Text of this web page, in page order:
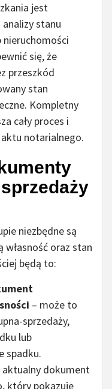
jest
stanu
nieruchomości
się, że
przeszkód
stan
Kompletny
cały proces i
notarialnego.
niezbędne są
oraz stan
będą to:
– może to
sprzedaży,
lub
spadku.
aktualny dokument
który pokazuje